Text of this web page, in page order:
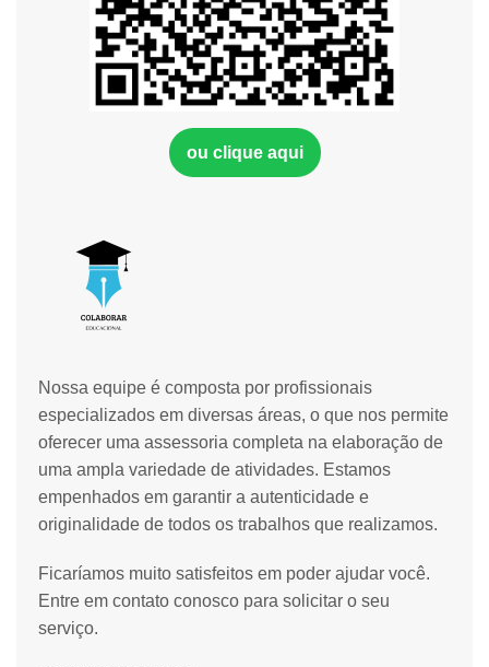
Nossa equipe é composta por profissionais
especializados em diversas áreas, o que nos permite
oferecer uma assessoria completa na elaboração de
uma ampla variedade de atividades. Estamos
empenhados em garantir a autenticidade e
originalidade de todos os trabalhos que realizamos.
Ficaríamos muito satisfeitos em poder ajudar você.
Entre em contato conosco para solicitar o seu
serviço.
ou clique aqui